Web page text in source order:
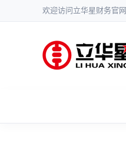
欢迎访问立华星财务官网